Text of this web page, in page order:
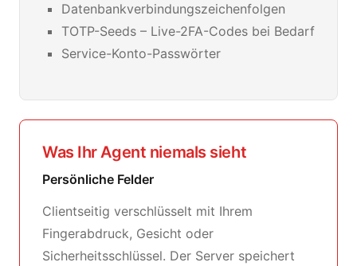
Datenbankverbindungszeichenfolgen
TOTP-Seeds – Live-2FA-Codes bei Bedarf
Service-Konto-Passwörter
Was Ihr Agent niemals sieht
Persönliche Felder
Clientseitig verschlüsselt mit Ihrem
Fingerabdruck, Gesicht oder
Sicherheitsschlüssel. Der Server speichert